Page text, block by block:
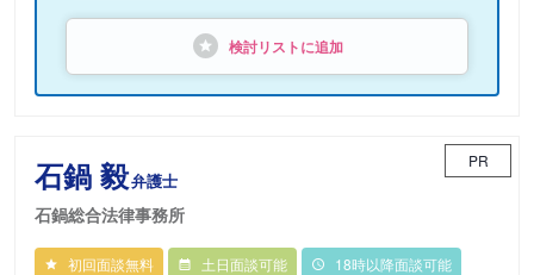
検討リストに追加
石鍋 毅弁護士
石鍋総合法律事務所
PR
初回面談無料 土日面談可能 18時以降面談可能